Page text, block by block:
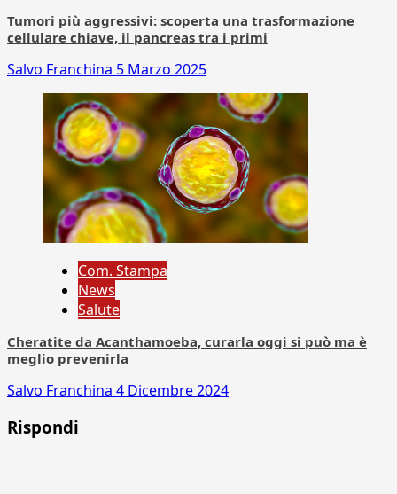
Tumori più aggressivi: scoperta una trasformazione
cellulare chiave, il pancreas tra i primi
Salvo Franchina 5 Marzo 2025
Com. Stampa
News
Salute
Cheratite da Acanthamoeba, curarla oggi si può ma è
meglio prevenirla
Salvo Franchina 4 Dicembre 2024
Rispondi